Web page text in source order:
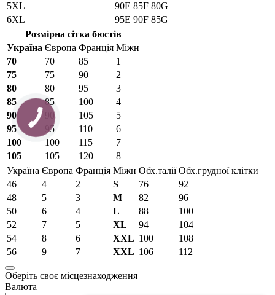
5XL
90E 85F 80G
6XL
95E 90F 85G
Розмірна сітка бюстів
Україна Європа Франція Міжн
70
70 85
1
75
75 90
2
80
80 95
3
85
85 100
4
90
90 105
5
95
95 110
6
100
100 115
7
105
105 120
8
Україна Європа Франція Міжн Обх.талії Обх.грудної клітки
46
4 2 S 76
92
48
5 3 M 82
96
50
6 4 L 88
100
52
7 5 XL 94
104
54
8 6 XXL 100
108
56
9 7 XXL 106 112
Оберіть своє місцезнаходження
Валюта